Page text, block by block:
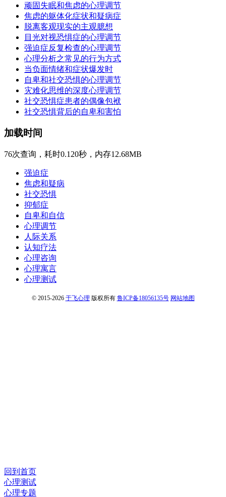
顽固失眠和焦虑的心理调节
焦虑的躯体化症状和疑病症
脱离客观现实的主观臆想
目光对视恐惧症的心理调节
强迫症反复检查的心理调节
心理分析之常见的行为方式
当负面情绪和症状爆发时
自卑和社交恐惧的心理调节
灾难化思维的深度心理调节
社交恐惧症患者的偶像包袱
社交恐惧背后的自卑和害怕
加载时间
76次查询，耗时0.120秒，内存12.68MB
强迫症
焦虑和疑病
社交恐惧
抑郁症
自卑和自信
心理调节
人际关系
认知疗法
心理咨询
心理寓言
心理测试
© 2015-2026 于飞心理 版权所有 鲁ICP备18056135号 网站地图
回到首页
心理测试
心理专题